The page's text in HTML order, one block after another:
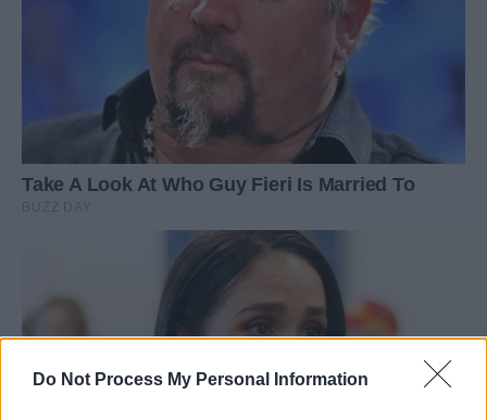
Do Not Process My Personal Information